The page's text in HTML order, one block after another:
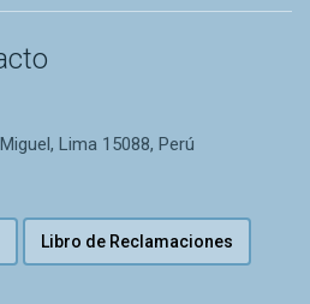
Lima 15088, Perú
Libro de Reclamaciones